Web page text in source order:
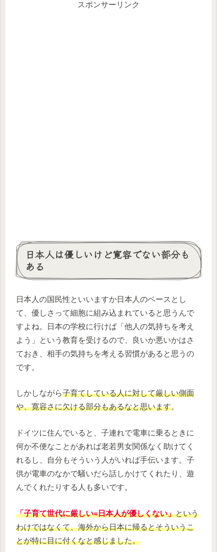
スポンサーリンク
日本人は優しいけど寛容でない部分も
ある
日本人の国民性といいますか日本人のベースとし
て、優しさって細胞に組み込まれていると思うんで
すよね。日本の学校に行けば「他人の気持ちを考え
よう」という教育を受けるので、良いか悪いかはさ
ておき、相手の気持ちを考える習慣があると思うの
です。
しかしながら子育てしている人に対して厳しい側面
や、寛容さに欠ける部分もあるなと思います。
ドイツに住んでいると、子連れで電車に乗るときに
何か不便なことがあれば老若男女関係なく助けてく
れるし、自分もそういう人がいれば手伝います。子
供が電車のなかで騒いだら話しかけてくれたり、遊
んでくれたりする人も多いです。
「子育て世代に厳しい=日本人が優しくない」という
わけではなくて、海外から日本に帰るとそういうこ
とが特に目に付くなと感じました。